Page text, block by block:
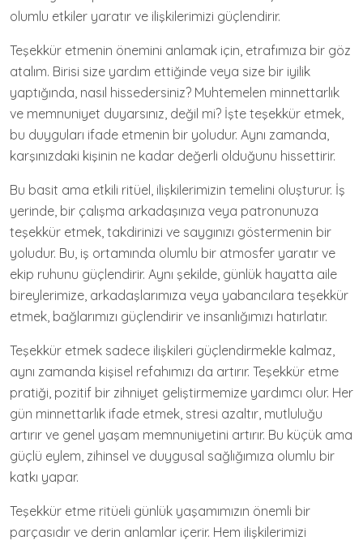
olumlu etkiler yaratır ve ilişkilerimizi güçlendirir.
Teşekkür etmenin önemini anlamak için, etrafımıza bir göz
atalım. Birisi size yardım ettiğinde veya size bir iyilik
yaptığında, nasıl hissedersiniz? Muhtemelen minnettarlık
ve memnuniyet duyarsınız, değil mi? İşte teşekkür etmek,
bu duyguları ifade etmenin bir yoludur. Aynı zamanda,
karşınızdaki kişinin ne kadar değerli olduğunu hissettirir.
Bu basit ama etkili ritüel, ilişkilerimizin temelini oluşturur. İş
yerinde, bir çalışma arkadaşınıza veya patronunuza
teşekkür etmek, takdirinizi ve saygınızı göstermenin bir
yoludur. Bu, iş ortamında olumlu bir atmosfer yaratır ve
ekip ruhunu güçlendirir. Aynı şekilde, günlük hayatta aile
bireylerimize, arkadaşlarımıza veya yabancılara teşekkür
etmek, bağlarımızı güçlendirir ve insanlığımızı hatırlatır.
Teşekkür etmek sadece ilişkileri güçlendirmekle kalmaz,
aynı zamanda kişisel refahımızı da artırır. Teşekkür etme
pratiği, pozitif bir zihniyet geliştirmemize yardımcı olur. Her
gün minnettarlık ifade etmek, stresi azaltır, mutluluğu
artırır ve genel yaşam memnuniyetini artırır. Bu küçük ama
güçlü eylem, zihinsel ve duygusal sağlığımıza olumlu bir
katkı yapar.
Teşekkür etme ritüeli günlük yaşamımızın önemli bir
parçasıdır ve derin anlamlar içerir. Hem ilişkilerimizi